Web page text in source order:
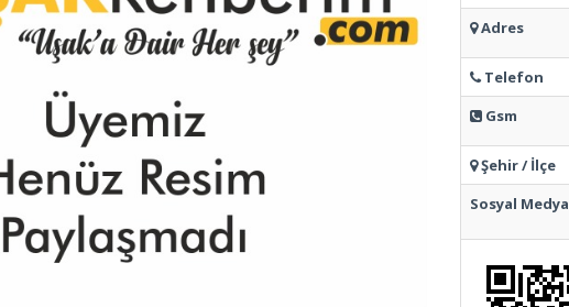
Adres
Telefon
Gsm
Şehir / İlçe
Sosyal Medya